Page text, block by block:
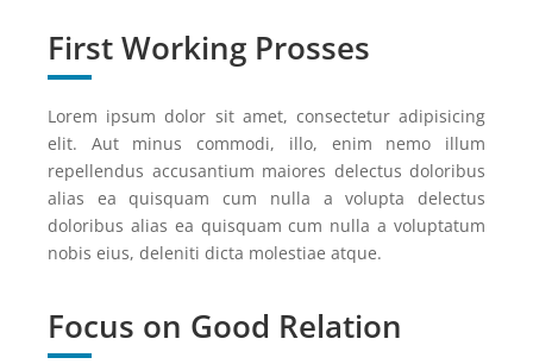
First Working Prosses
Lorem ipsum dolor sit amet, consectetur adipisicing
elit. Aut minus commodi, illo, enim nemo illum
repellendus accusantium maiores delectus doloribus
alias ea quisquam cum nulla a volupta delectus
doloribus alias ea quisquam cum nulla a voluptatum
nobis eius, deleniti dicta molestiae atque.
Focus on Good Relation